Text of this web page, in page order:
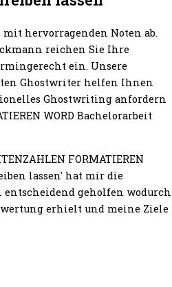
hervorragenden Noten ab.
reichen Sie Ihre
ein. Unsere
Ghostwriter helfen Ihnen
Ghostwriting anfordern
WORD Bachelorarbeit
FORMATIEREN
lassen' hat mir die
geholfen wodurch
erhielt und meine Ziele